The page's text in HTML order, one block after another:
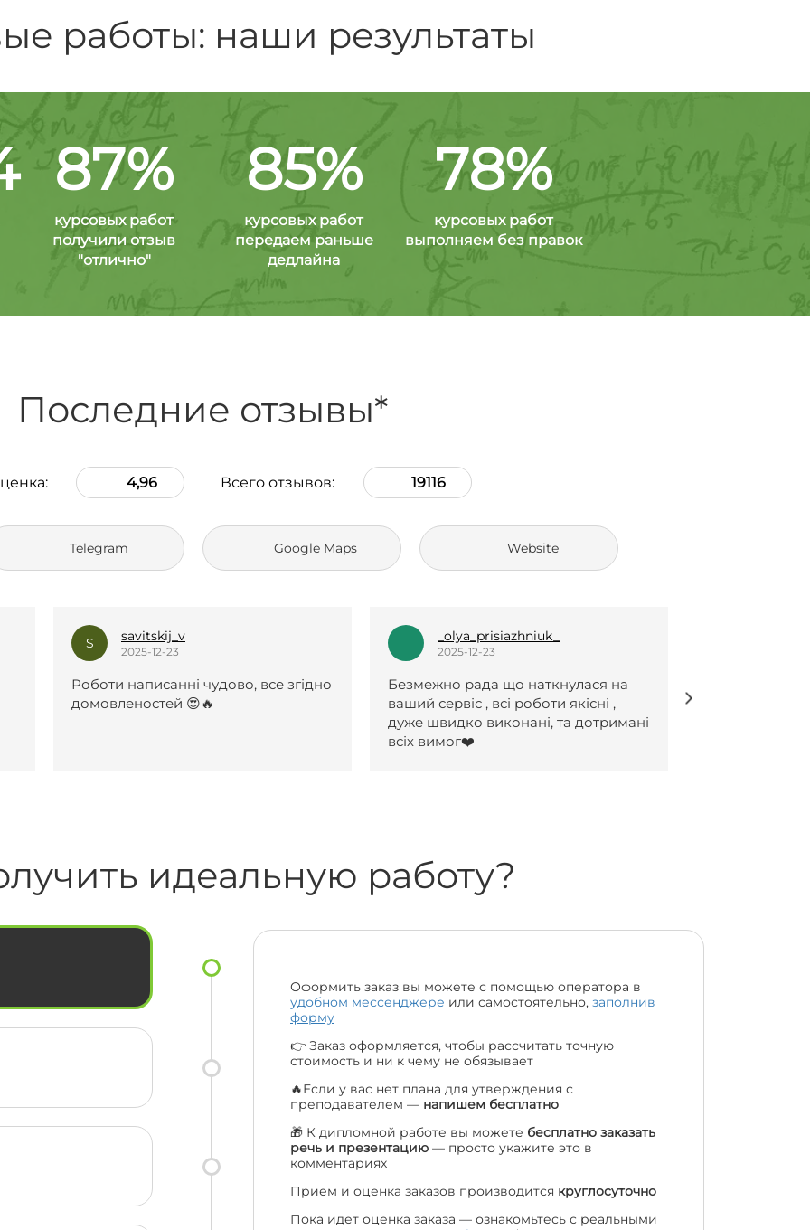
работы: наши результаты
87%
курсовых работ
получили отзыв
"отлично"
85%
курсовых работ
передаем раньше
дедлайна
78%
курсовых работ
выполняем без правок
Последние отзывы*
4,96 Всего отзывов: 19116
Telegram Google Maps Website
S savitskij_v
2025-12-23
Роботи написанні чудово, все згідно
домовленостей 😍🔥
_olya_prisiazhniuk_
2025-12-23
Безмежно рада що наткнулася на
ваший сервіс , всі роботи якісні ,
дуже швидко виконані, та дотримані
всіх вимог❤️
идеальную работу?
Оформить заказ вы можете с помощью оператора в
удобном мессенджере или самостоятельно, заполнив
форму
👉 Заказ оформляется, чтобы рассчитать точную
стоимость и ни к чему не обязывает
🔥Если у вас нет плана для утверждения с
преподавателем — напишем бесплатно
🎁 К дипломной работе вы можете бесплатно заказать
речь и презентацию— просто укажите это в
комментариях
Прием и оценка заказов производится круглосуточно
Пока идет оценка заказа — ознакомьтесь с реальными